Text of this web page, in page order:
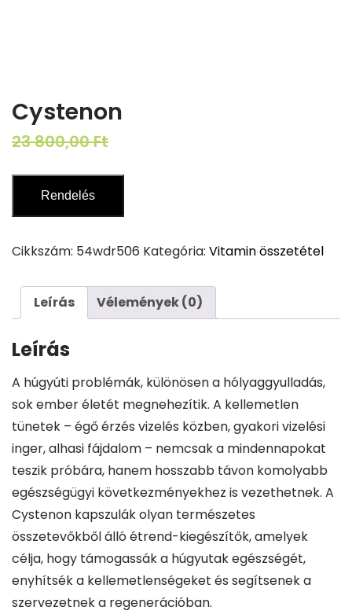
Cystenon
23 800,00Ft
was:
Rendelés
Cikkszám: 54wdr506 Kategória: Vitamin összetétel
Leírás Vélemények (0)
Leírás
A húgyúti problémák, különösen a hólyaggyulladás,
sok ember életét megnehezítik. A kellemetlen
tünetek – égő érzés vizelés közben, gyakori vizelési
inger, alhasi fájdalom – nemcsak a mindennapokat
teszik próbára, hanem hosszabb távon komolyabb
egészségügyi következményekhez is vezethetnek. A
Cystenon kapszulák olyan természetes
összetevőkből álló étrend-kiegészítők, amelyek
célja, hogy támogassák a húgyutak egészségét,
enyhítsék a kellemetlenségeket és segítsenek a
szervezetnek a regenerációban.